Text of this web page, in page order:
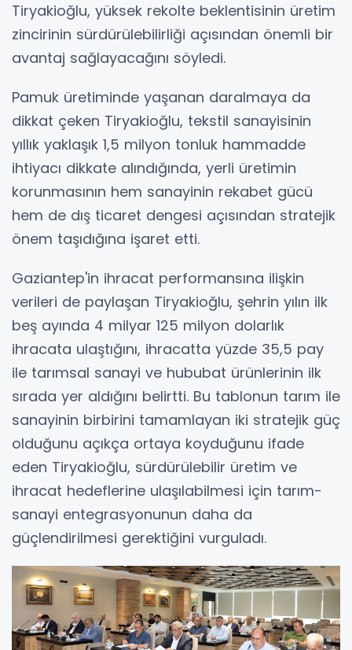
Tiryakioğlu, yüksek rekolte beklentisinin üretim
zincirinin sürdürülebilirliği açısından önemli bir
avantaj sağlayacağını söyledi.
Pamuk üretiminde yaşanan daralmaya da
dikkat çeken Tiryakioğlu, tekstil sanayisinin
yıllık yaklaşık 1,5 milyon tonluk hammadde
ihtiyacı dikkate alındığında, yerli üretimin
korunmasının hem sanayinin rekabet gücü
hem de dış ticaret dengesi açısından stratejik
önem taşıdığına işaret etti.
Gaziantep'in ihracat performansına ilişkin
verileri de paylaşan Tiryakioğlu, şehrin yılın ilk
beş ayında 4 milyar 125 milyon dolarlık
ihracata ulaştığını, ihracatta yüzde 35,5 pay
ile tarımsal sanayi ve hububat ürünlerinin ilk
sırada yer aldığını belirtti. Bu tablonun tarım ile
sanayinin birbirini tamamlayan iki stratejik güç
olduğunu açıkça ortaya koyduğunu ifade
eden Tiryakioğlu, sürdürülebilir üretim ve
ihracat hedeflerine ulaşılabilmesi için tarım-
sanayi entegrasyonunun daha da
güçlendirilmesi gerektiğini vurguladı.